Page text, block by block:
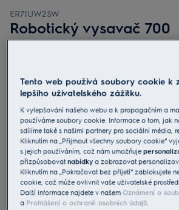
ER71UW2SW
Robotický vysavač 700
Robotický vysavač, který vysává, vytírá a
nečistoty do prachového sáčku.
Automatická vyprazdňovací stanice pro
Bezpečnostní pokyny a bezpečnostní
nařízení EU 2023/988 jsou uvedeny v
Tento web používá soubory cookie k
lepšího uživatelského zážitku.
K vylepšování našeho webu a k propagačním a
používáme soubory cookie. Informace o tom, jak
sdílíme také s našimi partnery pro sociální média,
Kliknutím na „Přijmout všechny soubory cookie“
s jejich používáním, což nám umožňuje
přizpůsobovatnabídky a zobrazovat
Kliknutím na „Pokračovat bez přijetí“ zablokujete
cookie, což může ovlivnit vaše uživatelské
Další informace najdete v našemOznámení o
a Prohlášení o ochraně osobních údajů.